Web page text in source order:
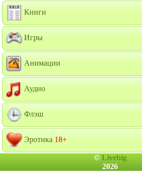
Книги
Игры
Анимации
Аудио
Флэш
Эротика 18+
© Livebig
2026